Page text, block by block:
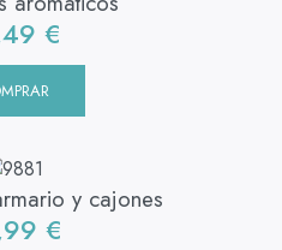
€
y cajones
€